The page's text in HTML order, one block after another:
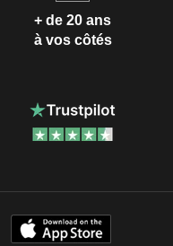
+ de 20 ans
à vos côtés